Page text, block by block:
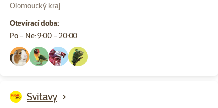
Olomoucký kraj
Otevírací doba:
Po – Ne: 9:00 – 20:00
Svitavy